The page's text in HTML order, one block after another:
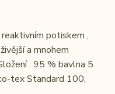
potiskem ,
a mnohem
: 95 % bavlna 5
tex Standard 100,